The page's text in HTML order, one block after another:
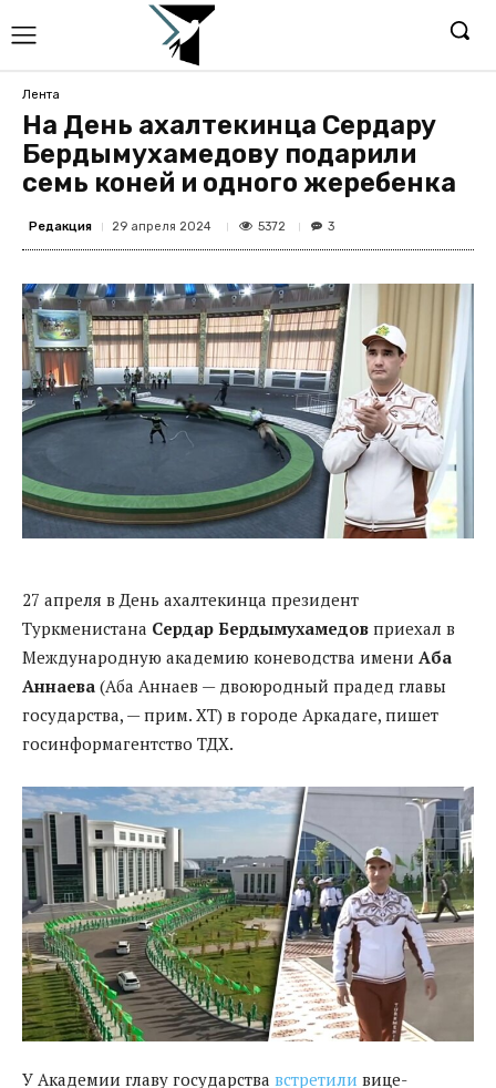
Лента
На День ахалтекинца Сердару
Бердымухамедову подарили
семь коней и одного жеребенка
Редакция 29 апреля 2024 5372 3
27 апреля в День ахалтекинца президент
Туркменистана Сердар Бердымухамедов приехал в
Международную академию коневодства имени Аба
Аннаева (Аба Аннаев — двоюродный прадед главы
государства, — прим. ХТ) в городе Аркадаге, пишет
госинформагентство ТДХ.
У Академии главу государства встретили вице-